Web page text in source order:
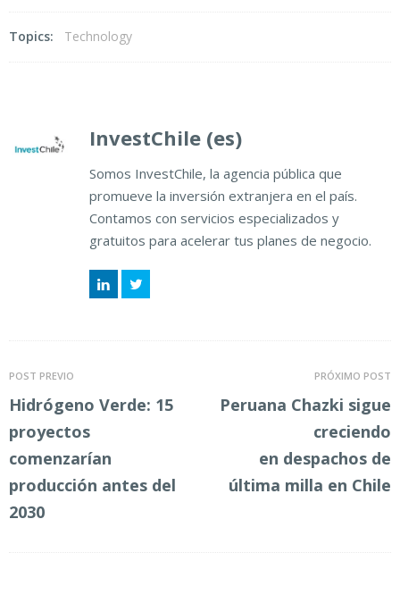
Topics: Technology
InvestChile (es)
Somos InvestChile, la agencia pública que
promueve la inversión extranjera en el país.
Contamos con servicios especializados y
gratuitos para acelerar tus planes de negocio.
POST PREVIO
Hidrógeno Verde: 15
proyectos
comenzarían
producción antes del
2030
PRÓXIMO POST
Peruana Chazki sigue
creciendo
en despachos de
última milla en Chile